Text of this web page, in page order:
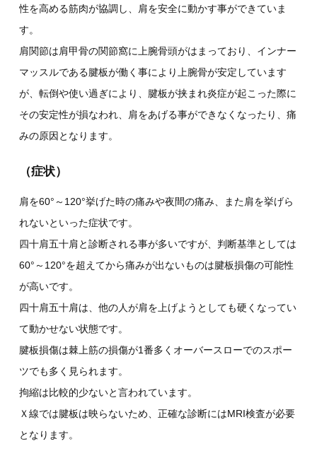
性を高める筋肉が協調し、肩を安全に動かす事ができていま
す。
肩関節は肩甲骨の関節窩に上腕骨頭がはまっており、インナー
マッスルである腱板が働く事により上腕骨が安定しています
が、転倒や使い過ぎにより、腱板が挟まれ炎症が起こった際に
その安定性が損なわれ、肩をあげる事ができなくなったり、痛
みの原因となります。
（症状）
肩を60°～120°挙げた時の痛みや夜間の痛み、また肩を挙げら
れないといった症状です。
四十肩五十肩と診断される事が多いですが、判断基準としては
60°～120°を超えてから痛みが出ないものは腱板損傷の可能性
が高いです。
四十肩五十肩は、他の人が肩を上げようとしても硬くなってい
て動かせない状態です。
腱板損傷は棘上筋の損傷が1番多くオーバースローでのスポー
ツでも多く見られます。
拘縮は比較的少ないと言われています。
Ｘ線では腱板は映らないため、正確な診断にはMRI検査が必要
となります。